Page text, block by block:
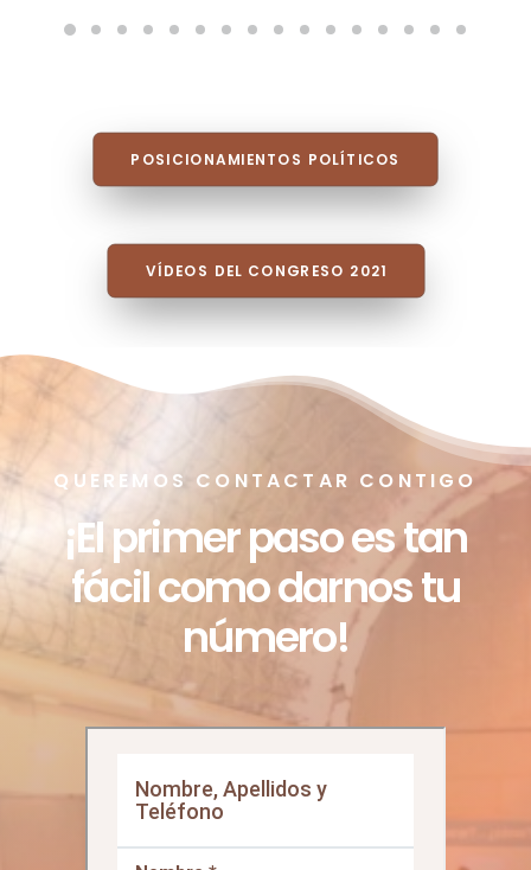
POSICIONAMIENTOS POLÍTICOS
QUEREMOS CONTACTAR CONTIGO
¡El primer paso es tan
fácil como darnos tu
número!